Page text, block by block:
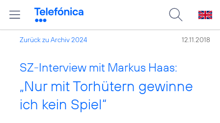
Zurück zu Archiv 2024 12.11.2018
SZ-Interview mit Markus Haas:
„Nur mit Torhütern gewinne
ich kein Spiel“